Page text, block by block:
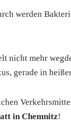
werden
nicht mehr
gerade in
in Chemnitz!